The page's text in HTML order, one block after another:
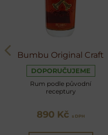
Bumbu Original Craft
DOPORUČUJEME
Rum podle původní
receptury
890 Kč s DPH